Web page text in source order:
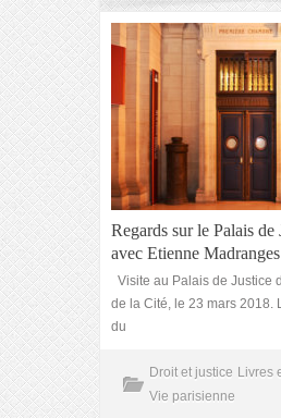
Regards sur le Palais de
avec Etienne Madranges
Visite au Palais de Justice
de la Cité, le 23 mars 2018.
du
Droit et justice Livres
Vie parisienne